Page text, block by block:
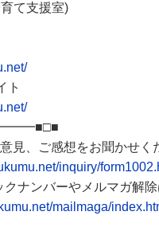
て支援室)
ト
見、ご感想をお聞かせく
inquiry/
ナンバーやメルマガ解
mailmaga/